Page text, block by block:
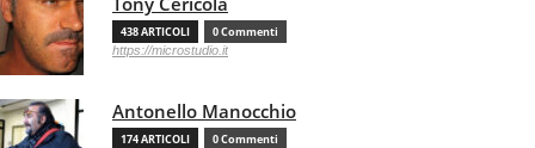
438 ARTICOLI 0 Commenti
https://microstudio.it
Antonello Manocchio
174 ARTICOLI 0 Commenti